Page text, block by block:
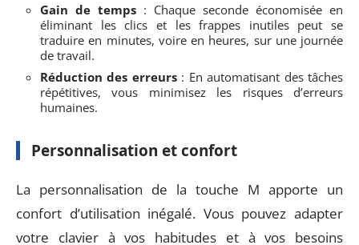
Gain de temps : Chaque seconde économisée en
éliminant les clics et les frappes inutiles peut se
traduire en minutes, voire en heures, sur une journée
de travail.
Réduction des erreurs: En automatisant des tâches
répétitives, vous minimisez les risques d’erreurs
humaines.
Personnalisation et confort
La personnalisation de la touche M apporte un
confort d’utilisation inégalé. Vous pouvez adapter
votre clavier à vos habitudes et à vos besoins